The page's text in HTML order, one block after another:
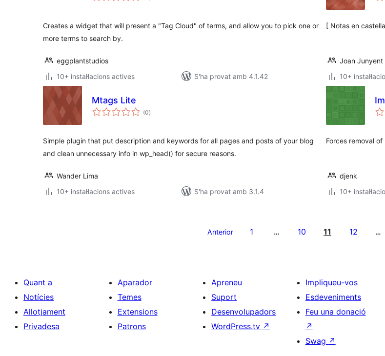
Creates a widget that will present a "Tag Cloud" of terms, and allow you to pick one or
more terms to search by.
eggplantstudios
10+ instal·lacions actives
S'ha provat amb 4.1.42
[ Notas en
Joan Junyent
10+
Mtags Lite
(0puntuacions
totals
)
Simple plugin that put description and keywords for all pages and posts of your blog
and clean unnecessary info in wp_head() for secure reasons.
Wander Lima
10+ instal·lacions actives
S'ha provat amb 3.1.4
Forces removal
djenk
10+
Anterior 1 … 10 11 12 …
Quant a
Notícies
Allotjament
Privadesa
Aparador
Temes
Extensions
Patrons
Apreneu
Suport
Desenvolupadors
WordPress.tv ↗
Impliqueu-vos
Esdeveniments
Feu una donació
↗
Swag ↗